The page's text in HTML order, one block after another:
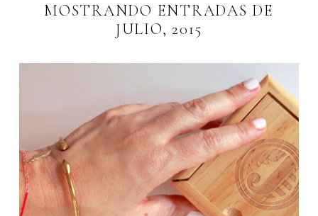
MOSTRANDO ENTRADAS DE
JULIO, 2015